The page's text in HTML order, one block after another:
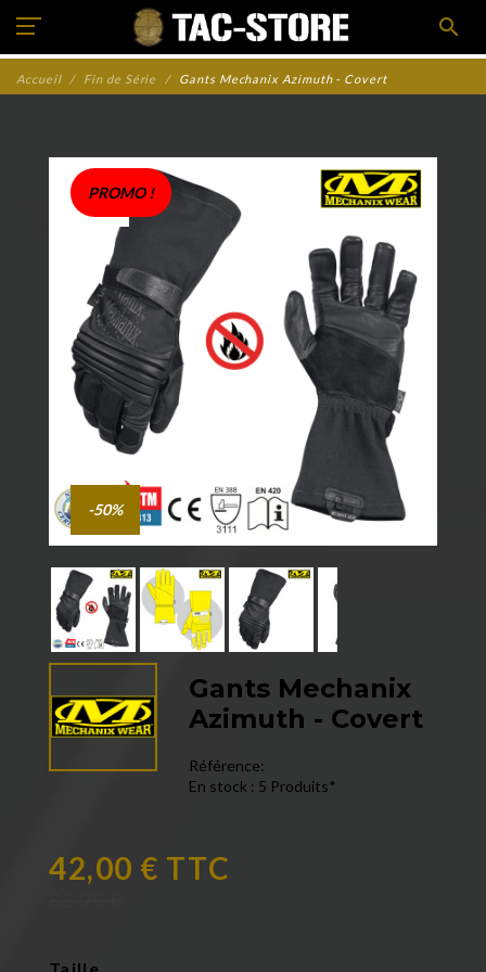
search
Accueil Fin de Série Gants Mechanix Azimuth - Covert
zoom_in
PROMO !
-50%
Gants Mechanix
Azimuth - Covert
Référence:
En stock : 5 Produits*
42,00 € TTC
Taille